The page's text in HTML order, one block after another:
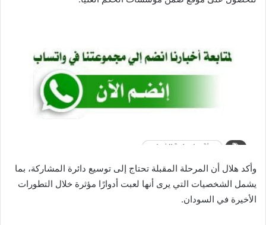
وأكد هلال أن المرحلة المقبلة تحتاج إلى توسيع دائرة المشاركة، بما
يشمل الشخصيات التي يرى أنها لعبت أدوارًا مؤثرة خلال التطورات
الأخيرة في السودان.